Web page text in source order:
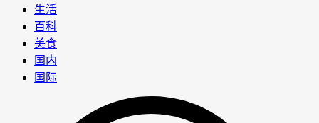
生活
百科
美食
国内
国际